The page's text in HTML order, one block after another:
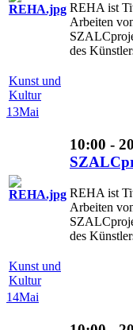
REHA ist
Arbeiten
des
Kunst und
Kultur
13Mai
10:00 -
REHA ist
Arbeiten
des
Kunst und
Kultur
14Mai